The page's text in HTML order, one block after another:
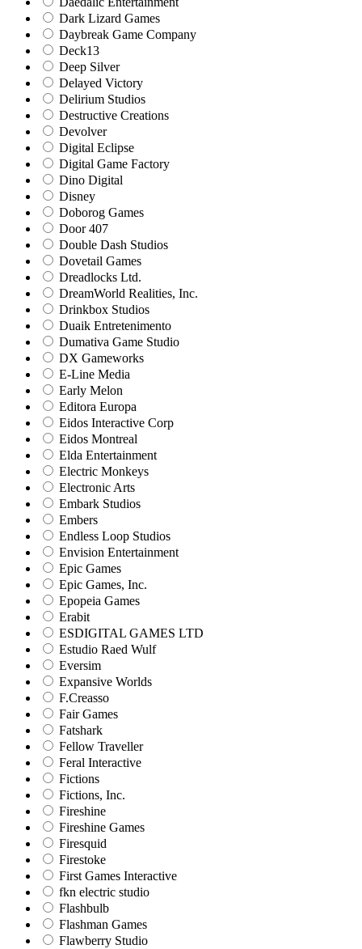
Dark Lizard Games
Daybreak Game Company
Deck13
Deep Silver
Delayed Victory
Delirium Studios
Destructive Creations
Devolver
Digital Eclipse
Digital Game Factory
Dino Digital
Disney
Doborog Games
Door 407
Double Dash Studios
Dovetail Games
Dreadlocks Ltd.
DreamWorld Realities, Inc.
Drinkbox Studios
Duaik Entretenimento
Dumativa Game Studio
DX Gameworks
E-Line Media
Early Melon
Editora Europa
Eidos Interactive Corp
Eidos Montreal
Elda Entertainment
Electric Monkeys
Electronic Arts
Embark Studios
Embers
Endless Loop Studios
Envision Entertainment
Epic Games
Epic Games, Inc.
Epopeia Games
Erabit
ESDIGITAL GAMES LTD
Estudio Raed Wulf
Eversim
Expansive Worlds
F.Creasso
Fair Games
Fatshark
Fellow Traveller
Feral Interactive
Fictions
Fictions, Inc.
Fireshine
Fireshine Games
Firesquid
Firestoke
First Games Interactive
fkn electric studio
Flashbulb
Flashman Games
Flawberry Studio